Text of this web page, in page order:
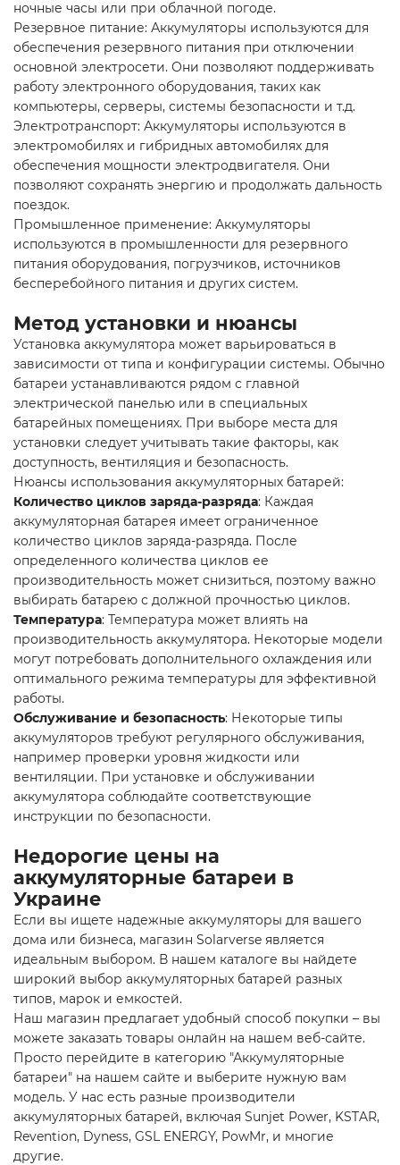
ночные часы или при облачной погоде.
Резервное питание: Аккумуляторы используются для
обеспечения резервного питания при отключении
основной электросети. Они позволяют поддерживать
работу электронного оборудования, таких как
компьютеры, серверы, системы безопасности и т.д.
Электротранспорт: Аккумуляторы используются в
электромобилях и гибридных автомобилях для
обеспечения мощности электродвигателя. Они
позволяют сохранять энергию и продолжать дальность
поездок.
Промышленное применение: Аккумуляторы
используются в промышленности для резервного
питания оборудования, погрузчиков, источников
бесперебойного питания и других систем.
Метод установки и нюансы
Установка аккумулятора может варьироваться в
зависимости от типа и конфигурации системы. Обычно
батареи устанавливаются рядом с главной
электрической панелью или в специальных
батарейных помещениях. При выборе места для
установки следует учитывать такие факторы, как
доступность, вентиляция и безопасность.
Нюансы использования аккумуляторных батарей:
Количество циклов заряда-разряда: Каждая
аккумуляторная батарея имеет ограниченное
количество циклов заряда-разряда. После
определенного количества циклов ее
производительность может снизиться, поэтому важно
выбирать батарею с должной прочностью циклов.
Температура: Температура может влиять на
производительность аккумулятора. Некоторые модели
могут потребовать дополнительного охлаждения или
оптимального режима температуры для эффективной
работы.
Обслуживание и безопасность: Некоторые типы
аккумуляторов требуют регулярного обслуживания,
например проверки уровня жидкости или
вентиляции. При установке и обслуживании
аккумулятора соблюдайте соответствующие
инструкции по безопасности.
Недорогие цены на
аккумуляторные батареи в
Украине
Если вы ищете надежные аккумуляторы для вашего
дома или бизнеса, магазин Solarverse является
идеальным выбором. В нашем каталоге вы найдете
широкий выбор аккумуляторных батарей разных
типов, марок и емкостей.
Наш магазин предлагает удобный способ покупки – вы
можете заказать товары онлайн на нашем веб-сайте.
Просто перейдите в категорию "Аккумуляторные
батареи" на нашем сайте и выберите нужную вам
модель. У нас есть разные производители
аккумуляторных батарей, включая Sunjet Power, KSTAR,
Revention, Dyness, GSL ENERGY, PowMr, и многие
другие.